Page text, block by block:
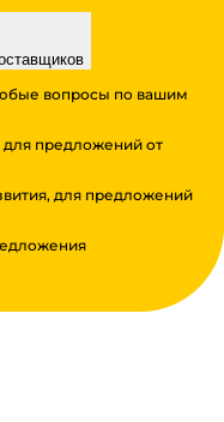
вопросы по вашим
для предложений от
для предложений